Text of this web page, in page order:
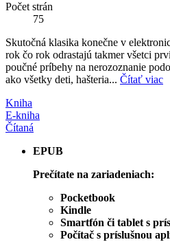
Počet strán
75
Skutočná klasika konečne v
rok čo rok odrastajú takmer všetci
poučné príbehy na nerozoznanie
ako všetky deti, hašteria... Čítať viac
Kniha
E-kniha
Čítaná
EPUB
Prečítate na zariadeniach:
Pocketbook
Kindle
Smartfón či tablet s
Počítač s príslušnou